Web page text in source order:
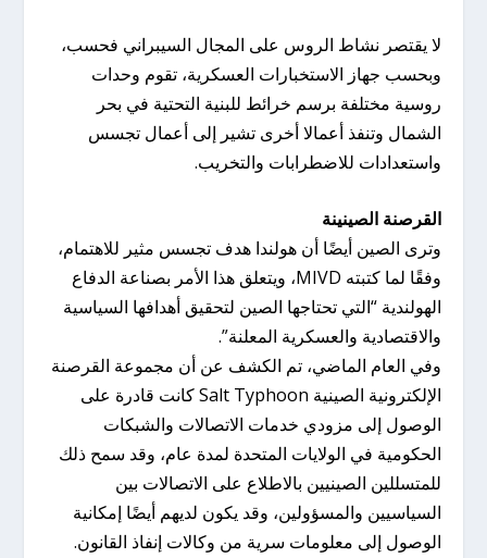
لا يقتصر نشاط الروس على المجال السيبراني فحسب،
وبحسب جهاز الاستخبارات العسكرية، تقوم وحدات
روسية مختلفة برسم خرائط للبنية التحتية في بحر
الشمال وتنفذ أعمالا أخرى تشير إلى أعمال تجسس
واستعدادات للاضطرابات والتخريب.
القرصنة الصينينة
وترى الصين أيضًا أن هولندا هدف تجسس مثير للاهتمام،
وفقًا لما كتبته MIVD، ويتعلق هذا الأمر بصناعة الدفاع
الهولندية “التي تحتاجها الصين لتحقيق أهدافها السياسية
والاقتصادية والعسكرية المعلنة”.
وفي العام الماضي، تم الكشف عن أن مجموعة القرصنة
الإلكترونية الصينية Salt Typhoon كانت قادرة على
الوصول إلى مزودي خدمات الاتصالات والشبكات
الحكومية في الولايات المتحدة لمدة عام، وقد سمح ذلك
للمتسللين الصينيين بالاطلاع على الاتصالات بين
السياسيين والمسؤولين، وقد يكون لديهم أيضًا إمكانية
الوصول إلى معلومات سرية من وكالات إنفاذ القانون.